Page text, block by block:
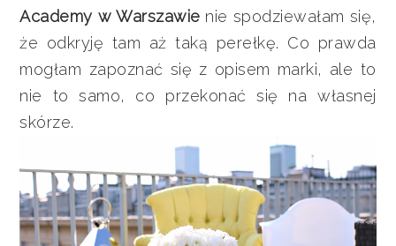
Academy w Warszawie nie spodziewałam się,
że odkryję tam aż taką perełkę. Co prawda
mogłam zapoznać się z opisem marki, ale to
nie to samo, co przekonać się na własnej
skórze.